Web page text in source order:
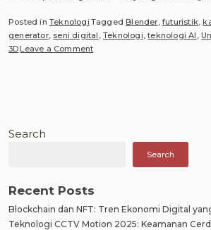
Posted inTeknologiTaggedBlender,futuristik,
generator, seni digital ,Teknologi,teknologi AI ,
3DLeave a Commenton
Hanya
dari
Kalimat
Search
Search
Recent Posts
Blockchain dan NFT: Tren Ekonomi Digital
Teknologi CCTV Motion 2025: Keamanan